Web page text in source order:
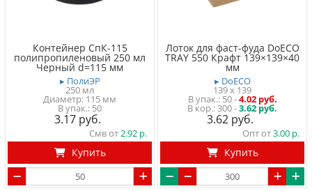
Контейнер СпК-115
полипропиленовый 250 мл
Черный d=115 мм
▸ ПолиЭР
250 мл
Диаметр: 115 мм
50
3.17
Смв от2.92
Купить
Лоток для фаст-фуда DoECO
TRAY 550 Крафт 139×139×40
мм
▸ DoECO
139 x 139
50-4.02 руб.
300 -3.62 руб.
3.62
Опт от3.00
Купить